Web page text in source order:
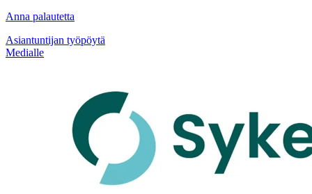
Anna palautetta
Asiantuntijan työpöytä
Medialle